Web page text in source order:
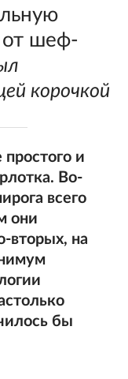
от шеф-
корочкой
простого и
Во-
всего
они
вторых, на
бы